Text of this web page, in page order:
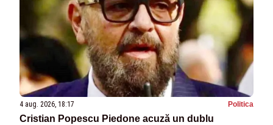
4 aug. 2026, 18:17 Politica
Cristian Popescu Piedone acuză un dublu